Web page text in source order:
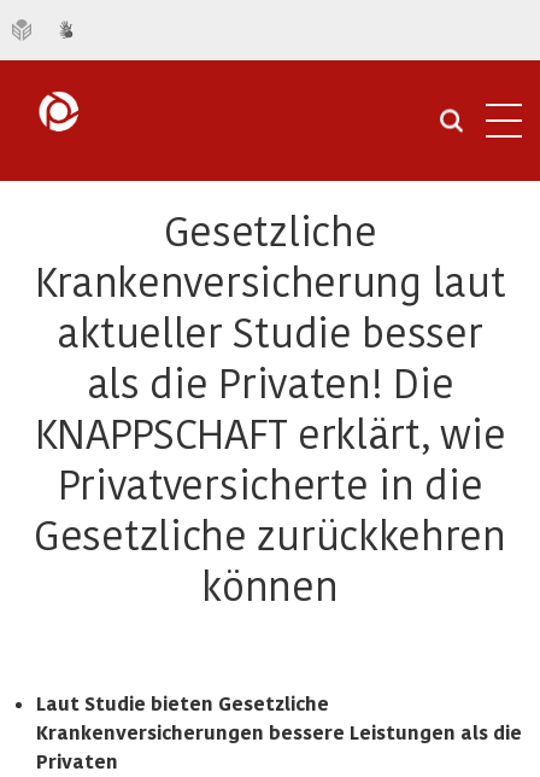
Gesetzliche
Krankenversicherung laut
aktueller Studie besser
als die Privaten! Die
KNAPPSCHAFT erklärt, wie
Privatversicherte in die
Gesetzliche zurückkehren
können
Laut Studie bieten Gesetzliche
Krankenversicherungen bessere Leistungen als die
Privaten